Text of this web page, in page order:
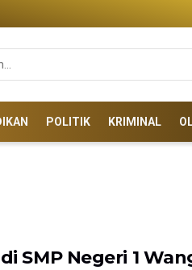
POLITIK KRIMINAL
SMP Negeri 1